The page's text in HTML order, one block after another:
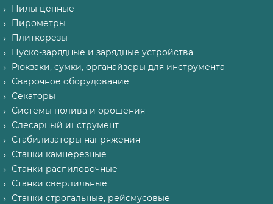
Пилы цепные
Пирометры
Плиткорезы
Пуско-зарядные и зарядные устройства
Рюкзаки, сумки, органайзеры для инструмента
Сварочное оборудование
Секаторы
Системы полива и орошения
Слесарный инструмент
Стабилизаторы напряжения
Станки камнерезные
Станки распиловочные
Станки сверлильные
Станки строгальные, рейсмусовые